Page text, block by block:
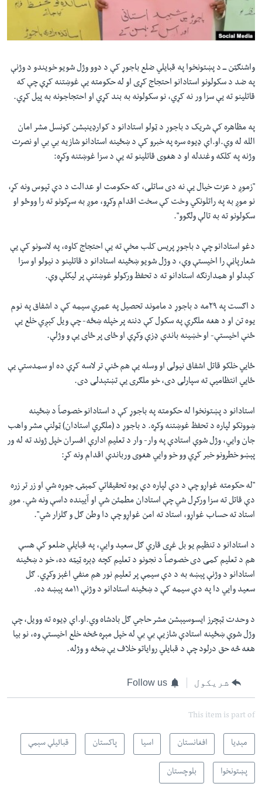
دلته
مخکې
لټون
واوړئ
اداریه
Learning English
FOLLOW US
ژبې
واشنګټن ـــ د پښتونخوا په قبایلي ضلع باجوړ کې د دوو وژل شویو خویندو د وژنې
په ضد د سکولونو استادانو احتجاج کړی او له حکومته یې غوښتنه کړې چې که
قاتلینو ته یې سزا ور نه کړي، نو سکولونه به بند کړي او احتجاجونه به پیل کړي.
په مظاهره کې شریک د باجوړ د ټولو استادانو د کوارډینېشن کونسل مشر امان
الله له وي.او.اې ډیوه سره په خبرو کې د ښځینه استادانو شازیه بي بي او نصرت
وژنه په کلکه وغندله او د هغوی قاتلینو ته یې د سزا غوښتنه وکړه:
"زموږ د عزت خیال یې نه دی ساتلی، که حکومت او عدالت د دې تپوس ونه کړ،
نو موږ به په راتلونکي وخت کې سخت اقدام وکړو، موږ به سړکونو ته را ووځو او
سکولونو ته به تالې ولګوو"
.
دغو استادانو چې د باجوړ پریس کلب مخې ته یې احتجاج کاوه، په لاسونو کې یې
شعارپاڼې را اخیستې وې، د وژل شویو ښځینه استادانو د قاتلینو د نیولو او سزا
کېدلو او همدارنګه استادانو ته د تحفظ ورکولو غوښتنې پر لیکلې وې.
د اګست په ۲۹مه د باجوړ د ماموند تحصیل په عمري سیمه کې د اشفاق په نوم
یوه تن او د هغه ملګري په سکول کې دننه پر خپله ښځه- چې ویل کېږي خلع یې
ځنې اخیستې- او خښینه باندې ډزې وکړې او ځای پر ځای یې و وژلې.
ځایي خلکو قاتل اشفاق نیولی او وسله یې هم ځنې تر لاسه کړې ده او سمدستي یې
ځایي انتظامیې ته سپارلی دی، خو ملګری یې تښتېدلی دی.
استادانو د پښتونخوا له حکومته په باجوړ کې د استادانو خصوصاً د ښځینه
ښوونکو لپاره د تحفظ غوښتنه وکړه. د باجوړ د (ملګري استادان) ټولنې مشر واهب
جان وایي، وژل شوې استادې په وار- وار د تعلیم ادارې افسران خپل ژوند ته له ور
پېښو خطرونو خبر کړي وو خو وایي هغوی ورباندې اقدام ونه کړ:
"له حکومته غواړو چې د دې لپاره دې یوه تحقیقاتي کمېټۍ جوړه شي او زر تر زره
دې قاتل ته سزا ورکړل شي چې استادان مطمئن شي او آیینده داسې ونه شي. موږ
استاد ته حساب غواړو، استاد ته امن غواړو چې دا وطن ګل و ګلزار شي"
.
د استادانو د تنظیم یو بل غړی قاري ګل سعید وایي، په قبایلي ضلعو کې هسې
هم د تعلیم کمی دی خصوصاً د نجونو د تعلیم کچه ډېره ټیټه ده، خو د ښځینه
استادانو د وژنې پېښه به د دې سیمې پر تعلیم نور هم منفي اغېز وکړي. ګل
سعید وایي دا په دې سیمه کې د ښځینه استادانو د وژنې ۱۱مه پېښه ده.
د وحدت ټېچرز ایسوسیېشن مشر حاجي ګل بادشاه وي.او.اې ډیوه ته وویل، چې
وژل شوې ښځینه استادې شازیې بي بي له خپل مېړه څخه خلع اخیستې وه، نو بیا
هغه څه حق درلود چې د قبایلي روایاتو خلاف یې ښځه و وژله.
شریکول Follow us
This item is part of
مېډیا افغانستان اسیا پاکستان قبائیلې سېمې
پښتونخوا بلوچستان